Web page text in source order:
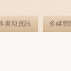
書籍資訊 多媒體